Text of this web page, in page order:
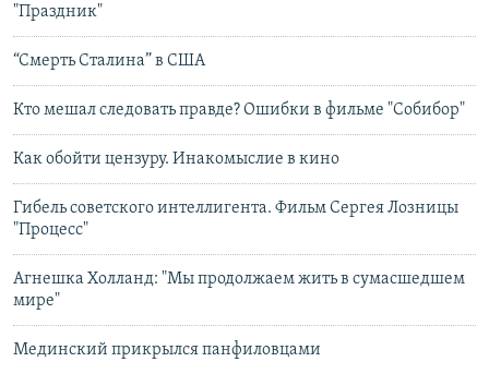
"Праздник"
“Смерть Сталина” в США
Кто мешал следовать правде? Ошибки в фильме "Собибор"
Как обойти цензуру. Инакомыслие в кино
Гибель советского интеллигента. Фильм Сергея Лозницы
"Процесс"
Агнешка Холланд: "Мы продолжаем жить в сумасшедшем
мире"
Мединский прикрылся панфиловцами